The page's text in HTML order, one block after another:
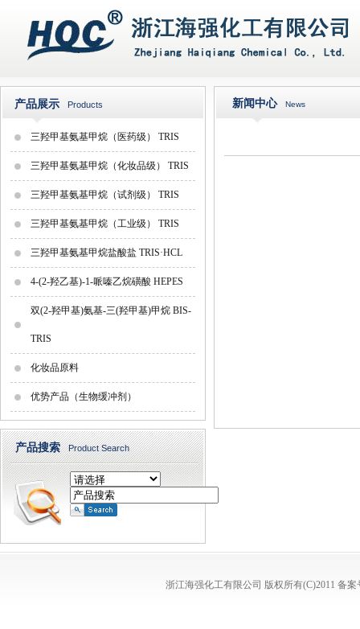
产品展示 Products
三羟甲基氨基甲烷（医药级） TRIS
三羟甲基氨基甲烷（化妆品级） TRIS
三羟甲基氨基甲烷（试剂级） TRIS
三羟甲基氨基甲烷（工业级） TRIS
三羟甲基氨基甲烷盐酸盐 TRIS·HCL
4-(2-羟乙基)-1-哌嗪乙烷磺酸 HEPES
双(2-羟甲基)氨基-三(羟甲基)甲烷 BIS-
TRIS
化妆品原料
优势产品（生物缓冲剂）
产品搜索 Product Search
新闻中心 News
浙江海强化工有限公司 版权所有(C)2011 备案